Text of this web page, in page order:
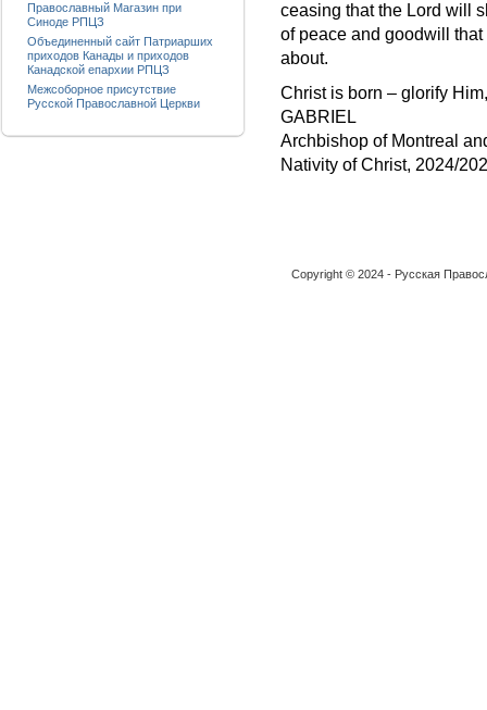
ceasing that the Lord will
of peace and goodwill
about.
Christ is born – glorify
GABRIEL
Archbishop of Montreal
Nativity of Christ, 2024/
Православный Магазин при
Синоде РПЦЗ
Объединенный сайт Патриарших
приходов Канады и приходов
Канадской епархии РПЦЗ
Межсоборное присутствие
Русской Православной Церкви
Copyright © 2024 - Русская